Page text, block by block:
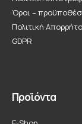
Όροι –
Πολιτική
GDPR
Προϊόντα